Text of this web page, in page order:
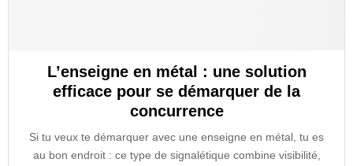
L’enseigne en métal : une solution
efficace pour se démarquer de la
concurrence
Si tu veux te démarquer avec une enseigne en métal, tu es
au bon endroit : ce type de signalétique combine visibilité,